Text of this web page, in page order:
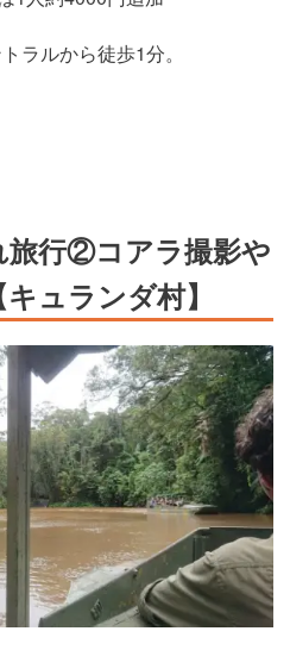
ラルから徒歩1分。
旅行②コアラ撮影や
ュランダ村】